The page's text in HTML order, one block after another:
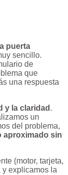
puerta
sencillo.
de
que
una respuesta
y la claridad .
un
del problema,
aproximado sin
(motor, tarjeta,
y explicamos la